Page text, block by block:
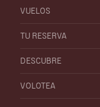
VUELOS
TU RESERVA
DESCUBRE
VOLOTEA